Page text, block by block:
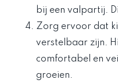
bij een valpartij.
Zorg ervoor dat
verstelbaar zijn.
comfortabel en
groeien.